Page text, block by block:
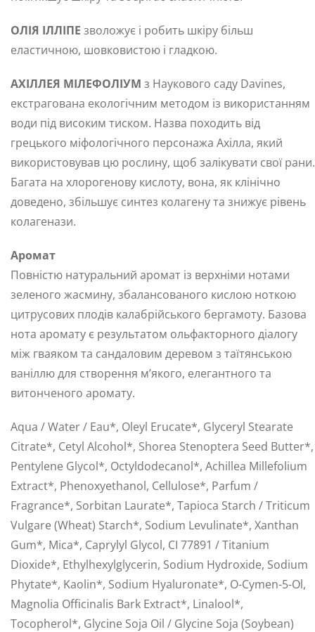
ОЛІЯ ІЛЛІПЕ зволожує і робить шкіру більш
еластичною, шовковистою і гладкою.
АХІЛЛЕЯ МІЛЕФОЛІУМ з Наукового саду Davines,
екстрагована екологічним методом із використанням
води під високим тиском. Назва походить від
грецького міфологічного персонажа Ахілла, який
використовував цю рослину, щоб залікувати свої рани.
Багата на хлорогенову кислоту, вона, як клінічно
доведено, збільшує синтез колагену та знижує рівень
колагенази.
Аромат
Повністю натуральний аромат із верхніми нотами
зеленого жасмину, збалансованого кислою ноткою
цитрусових плодів калабрійського бергамоту. Базова
нота аромату є результатом ольфакторного діалогу
між гваяком та сандаловим деревом з таїтянською
ваніллю для створення м’якого, елегантного та
витонченого аромату.
Aqua / Water / Eau*, Oleyl Erucate*, Glyceryl Stearate
Citrate*, Cetyl Alcohol*, Shorea Stenoptera Seed Butter*,
Pentylene Glycol*, Octyldodecanol*, Achillea Millefolium
Extract*, Phenoxyethanol, Cellulose*, Parfum /
Fragrance*, Sorbitan Laurate*, Tapioca Starch / Triticum
Vulgare (Wheat) Starch*, Sodium Levulinate*, Xanthan
Gum*, Mica*, Caprylyl Glycol, CI 77891 / Titanium
Dioxide*, Ethylhexylglycerin, Sodium Hydroxide, Sodium
Phytate*, Kaolin*, Sodium Hyaluronate*, O-Cymen-5-Ol,
Magnolia Officinalis Bark Extract*, Linalool*,
Tocopherol*, Glycine Soja Oil / Glycine Soja (Soybean)